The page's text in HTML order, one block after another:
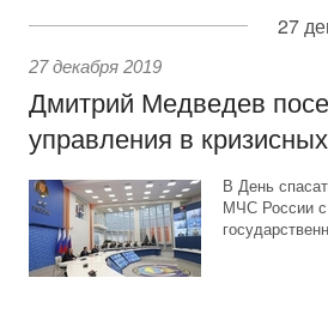
27
27 декабря 2019
Дмитрий Медведев
управления в
В День
МЧС России